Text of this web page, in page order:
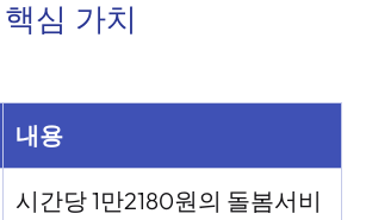
심 가치
내용
시간당 1만2180원의 돌봄서비